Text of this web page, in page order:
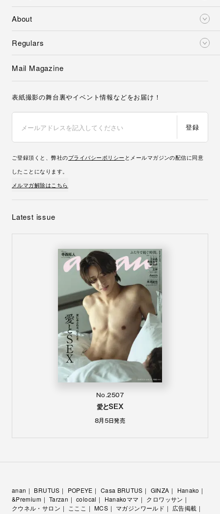
About
Regulars
Mail Magazine
表紙撮影の舞台裏やイベント情報などをお届け！
登録
ご登録頂くと、弊社のプライバシーポリシー とメールマガジンの配信に同意
したことになります。
メルマガ解除はこちら
Latest issue
No.2507
愛とSEX
8月5日発売
anan BRUTUS POPEYE Casa BRUTUS GINZA
Hanako
&Premium
Tarzan colocal Hanakoママ
クロワッサン
クウネル・サロン
こここ MCS マガジンワールド
広告掲載